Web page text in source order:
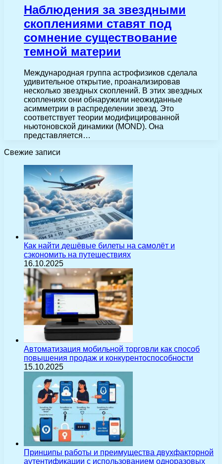
Наблюдения за звездными
скоплениями ставят под
сомнение существование
темной материи
Международная группа астрофизиков сделала
удивительное открытие, проанализировав
несколько звездных скоплений. В этих звездных
скоплениях они обнаружили неожиданные
асимметрии в распределении звезд. Это
соответствует теории модифицированной
ньютоновской динамики (MOND). Она
представляется…
Свежие записи
Как найти дешёвые билеты на самолёт и
сэкономить на путешествиях
16.10.2025
Автоматизация мобильной торговли как способ
повышения продаж и конкурентоспособности
15.10.2025
Принципы работы и преимущества двухфакторной
аутентификации с использованием одноразовых